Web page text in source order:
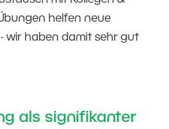
helfen neue
wir haben damit sehr gut
als signifikanter